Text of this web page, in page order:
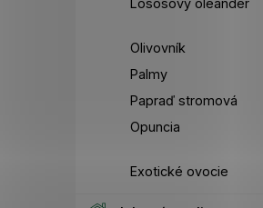
Lososový oleander
Olivovník
Palmy
Papraď stromová
Opuncia
Exotické ovocie